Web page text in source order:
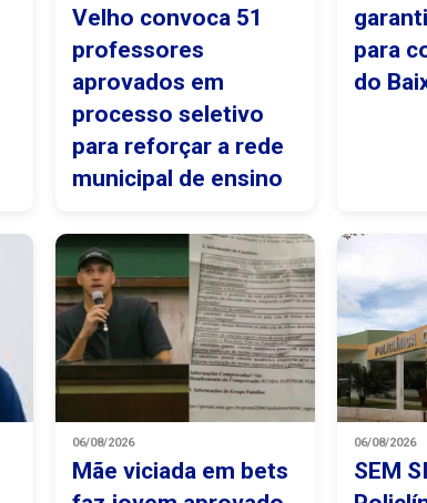
Velho convoca 51
professores
aprovados em
processo seletivo
para reforçar a rede
municipal de ensino
para
do
06/08/2026
Mãe viciada em bets
06/08/2026
SEM